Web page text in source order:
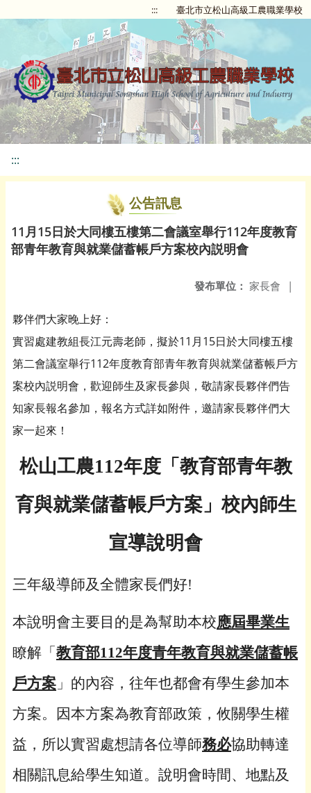
::: 臺北市立松山高級工農職業學校
:::
公告訊息
11月15日於大同樓五樓第二會議室舉行112年度教育
部青年教育與就業儲蓄帳戶方案校內説明會
發布單位： 家長會 |
夥伴們大家晚上好：
實習處建教組長江元壽老師，擬於11月15日於大同樓五樓
第二會議室舉行112年度教育部青年教育與就業儲蓄帳戶方
案校內説明會，歡迎師生及家長參與，敬請家長夥伴們告
知家長報名參加，報名方式詳如附件，邀請家長夥伴們大
家一起來！
松山工農112年度「教育部青年教
育與就業儲蓄帳戶方案」校內師生
宣導說明會
三年級導師及全體家長們好!
本說明會主要目的是為幫助本校應屆畢業生
瞭解「 教育部112年度青年教育與就業儲蓄帳
戶方案 」的內容，往年也都會有學生參加本
方案。因本方案為教育部政策，攸關學生權
益，所以實習處想請各位導師務必協助轉達
相關訊息給學生知道。說明會時間、地點及